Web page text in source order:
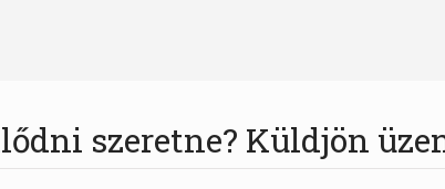
szeretne? Küldjön